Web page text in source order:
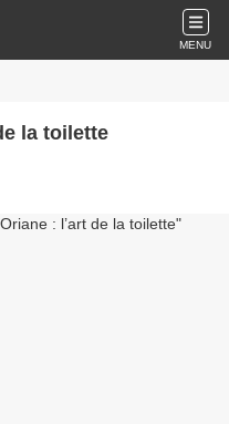
MENU
la toilette